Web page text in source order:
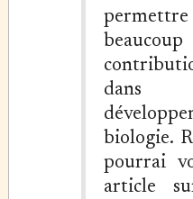
dans
biologie.
pourrai
article